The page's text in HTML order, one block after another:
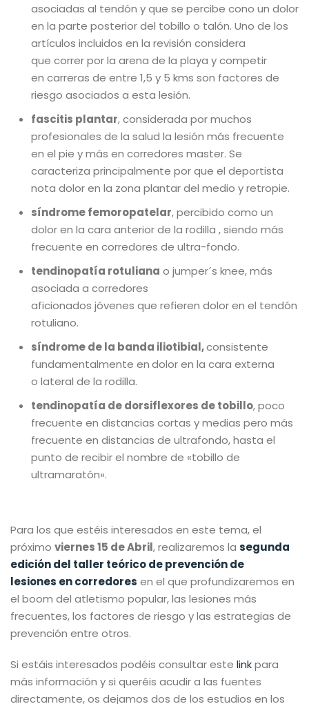
asociadas al tendón y que se percibe cono un dolor
en la parte posterior del tobillo o talón. Uno de los
artículos incluidos en la revisión considera
que correr por la arena de la playa y competir
en carreras de entre 1,5 y 5 kms son factores de
riesgo asociados a esta lesión.
fascitis plantar, considerada por muchos
profesionales de la salud la lesión más frecuente
en el pie y más en corredores master. Se
caracteriza principalmente por que el deportista
nota dolor en la zona plantar del medio y retropie.
síndrome femoropatelar, percibido como un
dolor en la cara anterior de la rodilla , siendo más
frecuente en corredores de ultra-fondo.
tendinopatía rotuliana o jumper´s knee, más
asociada a corredores
aficionados jóvenes que refieren dolor en el tendón
rotuliano.
síndrome de la banda iliotibial,consistente
fundamentalmente endolor en la cara externa
o lateral de la rodilla.
tendinopatía de dorsiflexores de tobillo, poco
frecuente en distancias cortas y medias pero más
frecuente en distancias de ultrafondo, hasta el
punto de recibir el nombre de «tobillo de
ultramaratón».
Para los que estéis interesados en este tema, el
próximo viernes 15 de Abril, realizaremos la segunda
edición del taller teórico de prevención de
lesiones en corredores en el que profundizaremos en
el boom del atletismo popular, las lesiones más
frecuentes, los factores de riesgo y las estrategias de
prevención entre otros.
Si estáis interesados podéis consultar este linkpara
más información y si queréis acudir a las fuentes
directamente, os dejamos dos de los estudios en los